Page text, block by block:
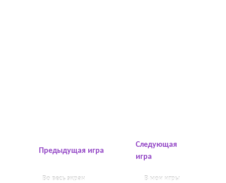
Предыдущая игра
Во весь экран В мои игры
Следующая
игра